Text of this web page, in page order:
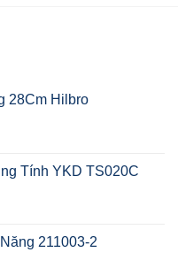
28Cm Hilbro
Tính YKD TS020C
211003-2